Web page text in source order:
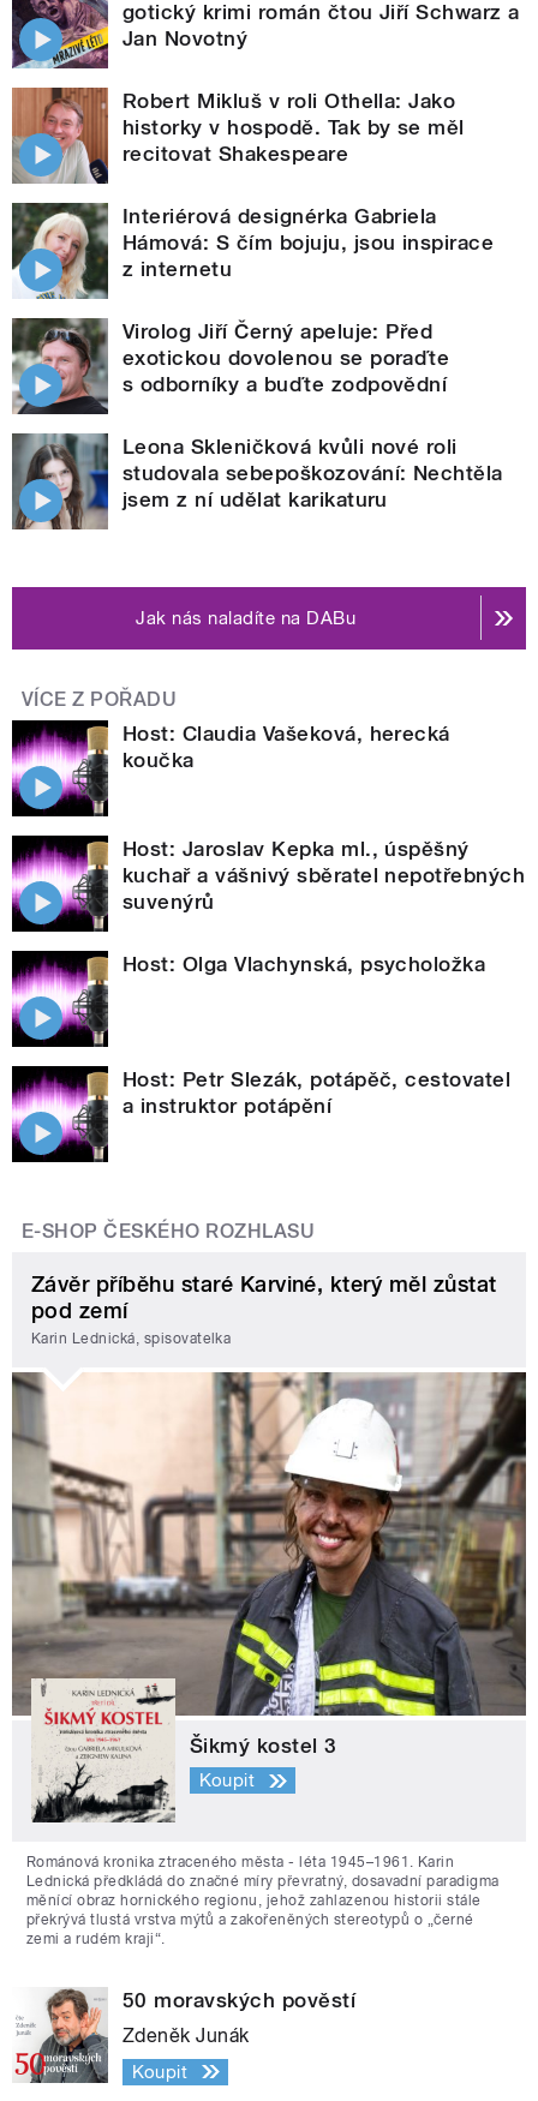
gotický krimi román čtou Jiří Schwarz a
Jan Novotný
Robert Mikluš v roli Othella: Jako
historky v hospodě. Tak by se měl
recitovat Shakespeare
Interiérová designérka Gabriela
Hámová: S čím bojuju, jsou inspirace
z internetu
Virolog Jiří Černý apeluje: Před
exotickou dovolenou se poraďte
s odborníky a buďte zodpovědní
Leona Skleničková kvůli nové roli
studovala sebepoškozování: Nechtěla
jsem z ní udělat karikaturu
Jak nás naladíte na DABu
VÍCE Z POŘADU
Host: Claudia Vašeková, herecká
koučka
Host: Jaroslav Kepka ml., úspěšný
kuchař a vášnivý sběratel nepotřebných
suvenýrů
Host: Olga Vlachynská, psycholožka
Host: Petr Slezák, potápěč, cestovatel
a instruktor potápění
E-SHOP ČESKÉHO ROZHLASU
Závěr příběhu staré Karviné, který měl zůstat
pod zemí
Karin Lednická, spisovatelka
Šikmý kostel 3
Koupit
Románová kronika ztraceného města - léta 1945–1961. Karin
Lednická předkládá do značné míry převratný, dosavadní paradigma
měnící obraz hornického regionu, jehož zahlazenou historii stále
překrývá tlustá vrstva mýtů a zakořeněných stereotypů o „černé
zemi a rudém kraji“.
50 moravských pověstí
Zdeněk Junák
Koupit